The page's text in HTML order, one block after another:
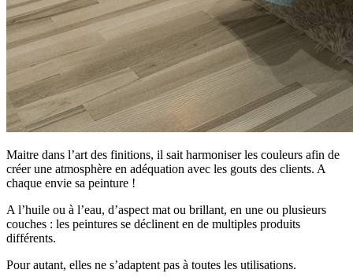
Maitre dans l’art des finitions, il sait harmoniser les couleurs afin de
créer une atmosphère en adéquation avec les gouts des clients. A
chaque envie sa peinture !
A l’huile ou à l’eau, d’aspect mat ou brillant, en une ou plusieurs
couches : les peintures se déclinent en de multiples produits
différents.
Pour autant, elles ne s’adaptent pas à toutes les utilisations.